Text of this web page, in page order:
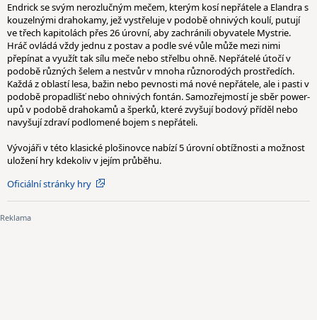
Endrick se svým nerozlučným mečem, kterým kosí nepřátele a Elandra s
kouzelnými drahokamy, jež vystřeluje v podobě ohnivých koulí, putují
ve třech kapitolách přes 26 úrovní, aby zachránili obyvatele Mystrie.
Hráč ovládá vždy jednu z postav a podle své vůle může mezi nimi
přepínat a využít tak sílu meče nebo střelbu ohně. Nepřátelé útočí v
podobě různých šelem a nestvůr v mnoha různorodých prostředích.
Každá z oblastí lesa, bažin nebo pevnosti má nové nepřátele, ale i pasti v
podobě propadlišť nebo ohnivých fontán. Samozřejmostí je sběr power-
upů v podobě drahokamů a šperků, které zvyšují bodový příděl nebo
navyšují zdraví podlomené bojem s nepřáteli.
Vývojáři v této klasické plošinovce nabízí 5 úrovní obtížnosti a možnost
uložení hry kdekoliv v jejím průběhu.
Oficiální stránky hry